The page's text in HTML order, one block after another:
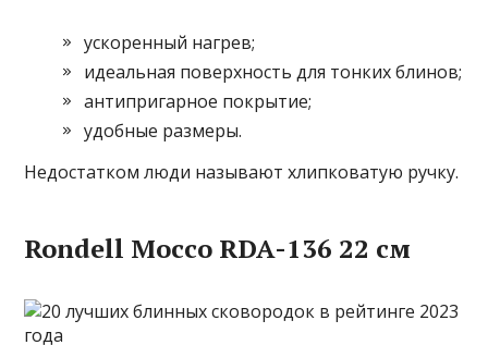
ускоренный нагрев;
идеальная поверхность для тонких блинов;
антипригарное покрытие;
удобные размеры.
Недостатком люди называют хлипковатую ручку.
Rondell Mocco RDA-136 22 см